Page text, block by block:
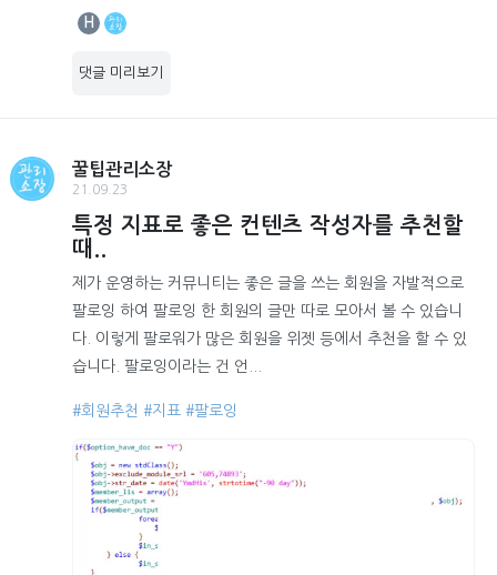
H
댓글 미리보기
꿀팁관리소장
21.09.23
특정 지표로 좋은 컨텐츠 작성자를 추천할
때..
제가 운영하는 커뮤니티는 좋은 글을 쓰는 회원을 자발적으로
팔로잉 하여 팔로잉 한 회원의 글만 따로 모아서 볼 수 있습니
다. 이렇게 팔로워가 많은 회원을 위젯 등에서 추천을 할 수 있
습니다. 팔로잉이라는 건 언...
#회원추천 #지표 #팔로잉